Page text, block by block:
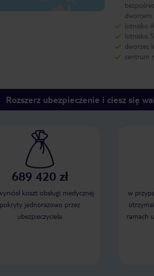
dworcem
lotnisko
lotnisko
dworzec
centrum
Rozszerz ubezpieczenie i ciesz się
689 420 zł
koszt obsługi medycznej
pokryty jednorazowo przez
ubezpieczyciela
w
ramach